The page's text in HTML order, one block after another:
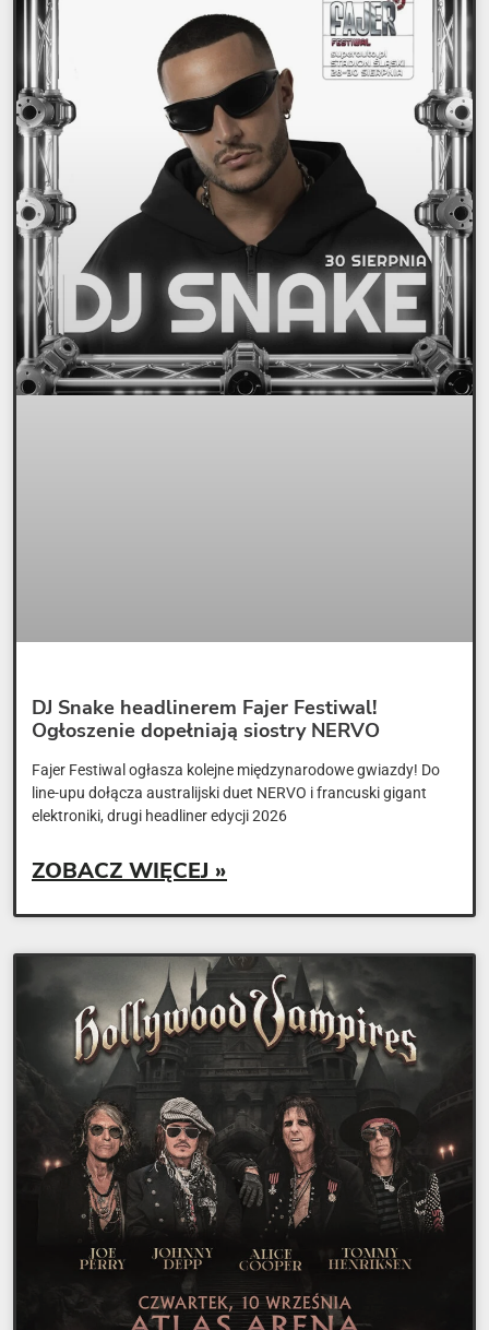
DJ Snake headlinerem Fajer Festiwal!
Ogłoszenie dopełniają siostry NERVO
Fajer Festiwal ogłasza kolejne międzynarodowe gwiazdy! Do
line-upu dołącza australijski duet NERVO i francuski gigant
elektroniki, drugi headliner edycji 2026
ZOBACZ WIĘCEJ »